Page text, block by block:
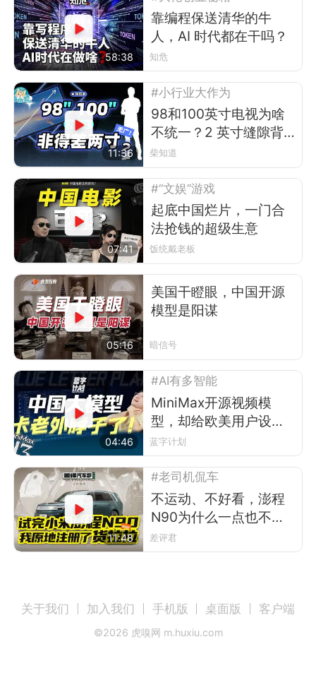
58:38
靠编程保送清华的牛
人，AI 时代都在干吗？
知危
11:36
#小行业大作为
98和100英寸电视为啥
不统一？2 英寸缝隙背
后的行业故事
柴知道
07:41
#“文娱”游戏
起底中国烂片，一门合
法抢钱的超级生意
饭统戴老板
05:16
美国干瞪眼，中国开源
模型是阳谋
暗信号
04:46
#AI有多智能
MiniMax开源视频模
型，却给欧美用户设了
道门槛
蓝字计划
11:48
#老司机侃车
不运动、不好看，澎程
N90为什么一点也不像
小米？
差评君
关于我们 加入我们 手机版 桌面版 客户端
©2026 虎嗅网 m.huxiu.com